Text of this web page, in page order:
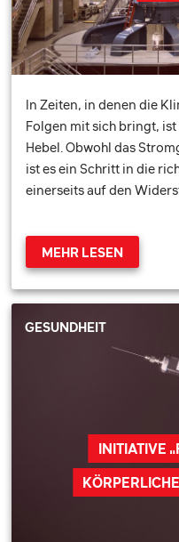
In Zeiten, in denen die
Folgen mit sich bringt,
Hebel. Obwohl das
ist es ein Schritt in die
einerseits auf den
MEHR LESEN
INITIATIVE
GESUNDHEIT